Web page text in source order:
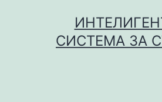
СИСТЕМА ЗА